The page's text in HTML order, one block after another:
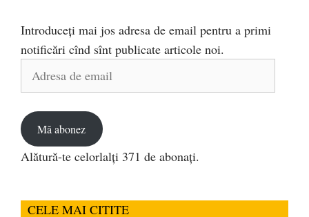
Introduceți mai jos adresa de email pentru a primi
notificări cînd sînt publicate articole noi.
Adresa
Mă abonez
Alătură-te celorlalți 371 de abonați.
CELE MAI CITITE